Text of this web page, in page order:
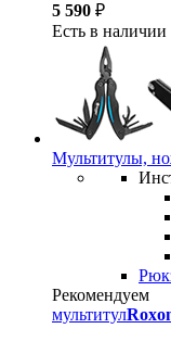
5 590 ₽
Есть в наличии
Мультитулы,
Рекомендуем
мультитул